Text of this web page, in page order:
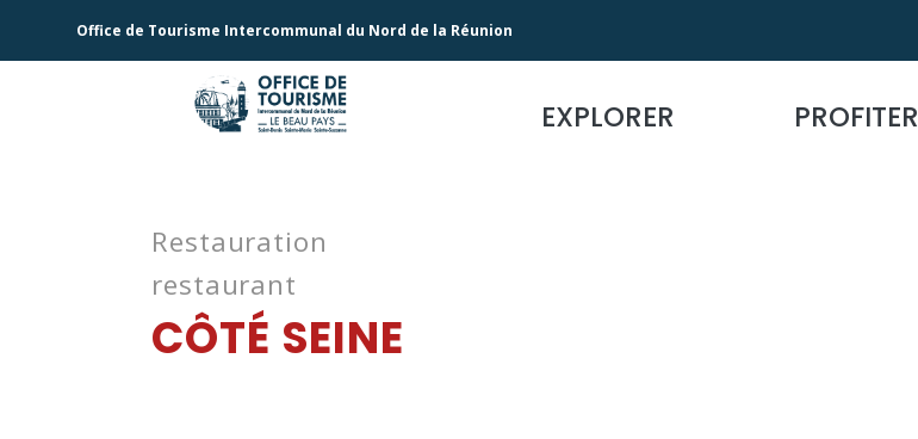
Office de Tourisme Intercommunal du Nord de la Réunion
EXPLORER PROFITER
Restauration
restaurant
CÔTÉ SEINE